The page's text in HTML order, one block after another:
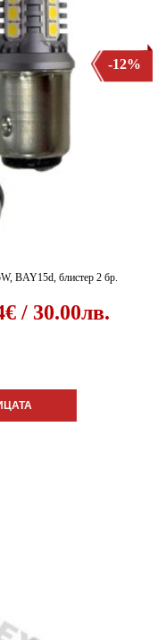
BAY15d, блистер 2 бр.
/ 30.00лв.
-12%